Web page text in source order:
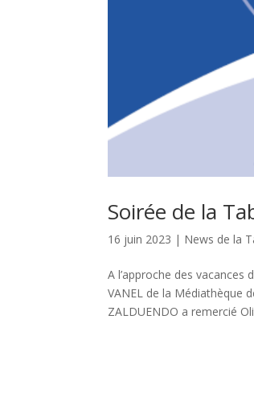
Soirée de la
16 juin 2023 | News de la
A l’approche des
VANEL de la Médiathèque
ZALDUENDO a remercié